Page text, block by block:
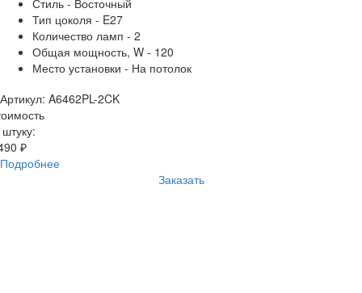
Стиль - Восточный
Тип цоколя - E27
Количество ламп - 2
Общая мощность, W - 120
Место установки - На потолок
Артикул: A6462PL-2CK
₽
Подробнее
Заказать